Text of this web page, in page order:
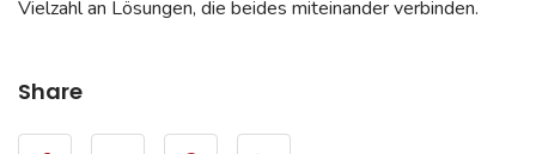
Vielzahl an Lösungen, die beides miteinander verbinden.
Share